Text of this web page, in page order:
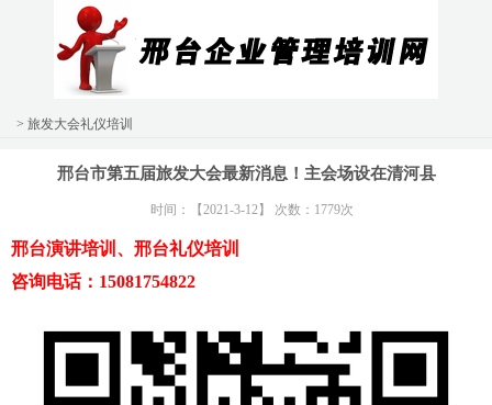
> 旅发大会礼仪培训
邢台市第五届旅发大会最新消息！主会场设在清河县
时间：【2021-3-12】 次数：1779次
邢台演讲培训、邢台礼仪培训
咨询电话：15081754822